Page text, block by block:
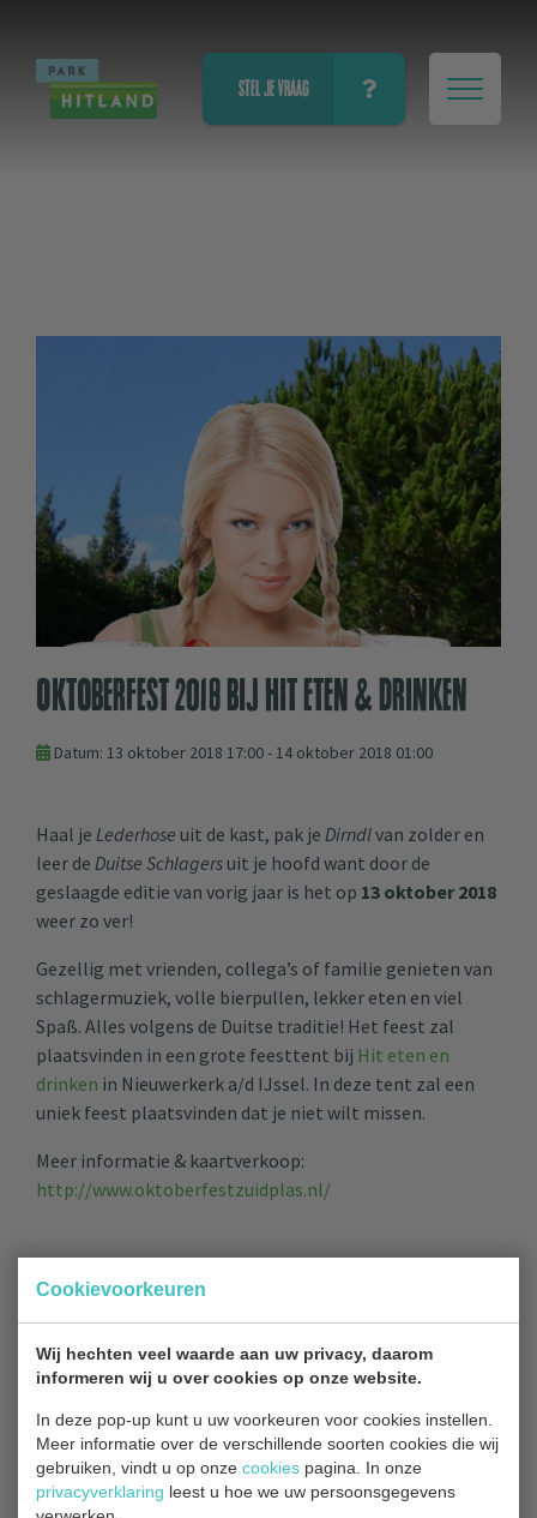
Cookievoorkeuren
Wij hechten veel waarde aan uw privacy, daarom
informeren wij u over cookies op onze website.
In deze pop-up kunt u uw voorkeuren voor cookies instellen.
Meer informatie over de verschillende soorten cookies die wij
gebruiken, vindt u op onze cookies pagina. In onze
privacyverklaring leest u hoe we uw persoonsgegevens
STEL JE VRAAG
Oktoberfest 2018 bij Hit eten & drinken
Datum: 13 oktober 2018 17:00 - 14 oktober 2018 01:00
Haal je Lederhose uit de kast, pak je Dirndlvan zolder en
leer de Duitse Schlagers uit je hoofd want door de
geslaagde editie van vorig jaar is het op 13 oktober 2018
weer zo ver!
Gezellig met vrienden, collega’s of familie genieten van
schlagermuziek, volle bierpullen, lekker eten en viel
Spaß. Alles volgens de Duitse traditie! Het feest zal
plaatsvinden in een grote feesttent bij Hit eten en
drinken in Nieuwerkerk a/d IJssel. In deze tent zal een
uniek feest plaatsvinden dat je niet wilt missen.
Meer informatie & kaartverkoop:
http://www.oktoberfestzuidplas.nl/
Contact